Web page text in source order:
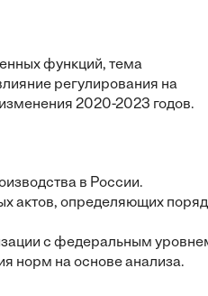
функций, тема
регулирования на
2020-2023 годов.
в России.
актов, определяющих
с федеральным
норм на основе анализа.